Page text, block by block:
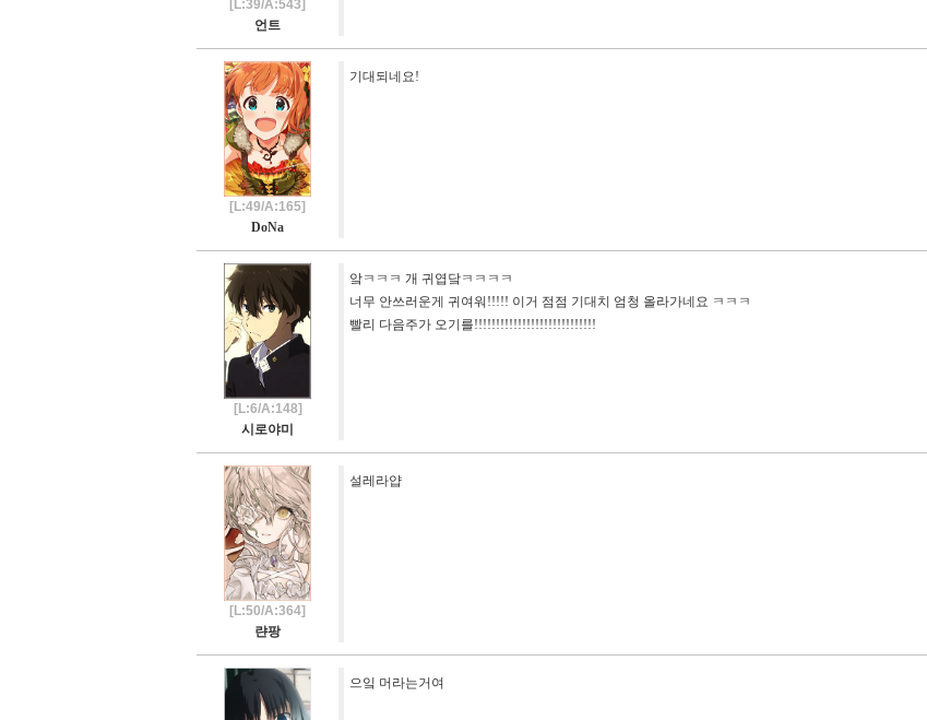
[L:39/A:543]
언트
[L:49/A:165]
DoNa
기대되네요!
[L:6/A:148]
시로야미
앜ㅋㅋㅋ 개 귀엽닼ㅋㅋㅋㅋ
너무 안쓰러운게 귀여워!!!!! 이거 점점 기대치 엄청 올라가네요 ㅋㅋㅋ
빨리 다음주가 오기를!!!!!!!!!!!!!!!!!!!!!!!!!!!!
[L:50/A:364]
랸팡
설레라얍
으잌 머라는거여